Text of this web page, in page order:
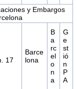
y Embargos
17
Barce
lona
B
a
rc
el
o
n
a
G
e
st
ió
n
P
A